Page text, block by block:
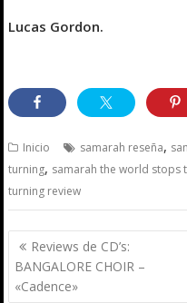
Lucas Gordon.
Inicio samarah reseña,
turning, samarah the world stops
turning review
Navegación
de
entradas
Reviews de CD’s:
BANGALORE CHOIR –
«Cadence»